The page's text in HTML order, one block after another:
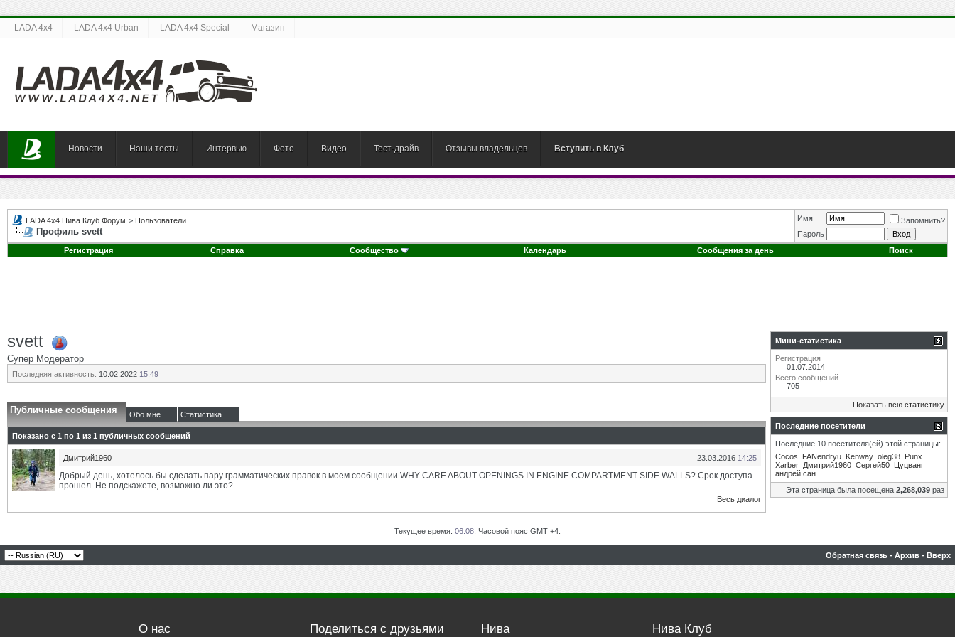
LADA 4x4 LADA 4x4 Urban LADA 4x4 Special Магазин
Новости Наши тесты Интервью Фото Видео Тест-драйв Отзывы владельцев Вступить в Клуб
LADA 4x4 Нива Клуб Форум > Пользователи
Профиль svett
Имя
Запомнить?
Пароль
Регистрация
Справка Сообщество Календарь Сообщения за день Поиск
svett
Супер Модератор
Последняя активность: 10.02.2022 15:49
Публичные сообщения Обо мне Статистика
Показано с 1 по 1 из 1 публичных сообщений
23.03.2016 14:25
Дмитрий1960
Добрый день, хотелось бы сделать пару грамматических правок в моем сообщении WHY CARE ABOUT OPENINGS IN ENGINE COMPARTMENT SIDE WALLS? Срок доступа
прошел. Не подскажете, возможно ли это?
Весь диалог
Мини-статистика
Регистрация
01.07.2014
Всего сообщений
705
Показать всю статистику
Последние посетители
Последние 10 посетителя(ей) этой страницы:
Cocos
FANendryu Kenway oleg38 Punx
Xarber Дмитрий1960 Сергей50 Цуцванг
андрей сан
Эта страница была посещена 2,268,039 раз
Текущее время: 06:08 . Часовой пояс GMT +4.
Обратная связь - Архив - Вверх
О нас Поделиться с друзьями Нива Нива Клуб